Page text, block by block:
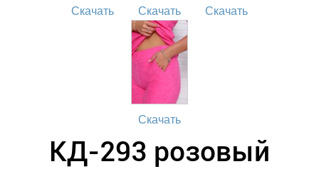
Скачать Скачать Скачать
Скачать
КД-293 розовый